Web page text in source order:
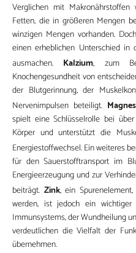
Verglichen mit
Fetten, die in größeren Mengen
winzigen Mengen vorhanden.
einen erheblichen Unterschied in
ausmachen. Kalzium, zum
Knochengesundheit von
der Blutgerinnung, der
Nervenimpulsen beteiligt.
spielt eine Schlüsselrolle bei
Körper und unterstützt die
Energiestoffwechsel. Ein weiteres
für den Sauerstofftransport im
Energieerzeugung und zur
beiträgt. Zink, ein
werden, ist jedoch ein
Immunsystems, der Wundheilung
verdeutlichen die Vielfalt der
übernehmen.